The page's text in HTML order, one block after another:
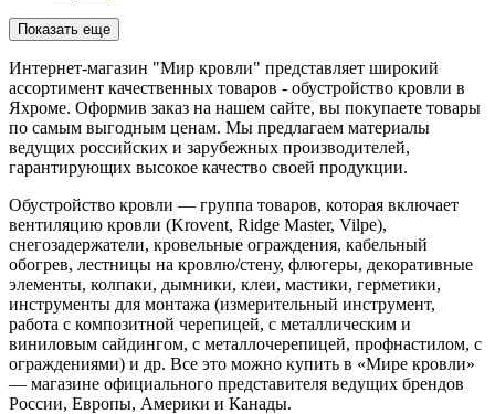
Показать еще
Интернет-магазин "Мир кровли" представляет широкий
ассортимент качественных товаров - обустройство кровли в
Яхроме. Оформив заказ на нашем сайте, вы покупаете товары
по самым выгодным ценам. Мы предлагаем материалы
ведущих российских и зарубежных производителей,
гарантирующих высокое качество своей продукции.
Обустройство кровли — группа товаров, которая включает
вентиляцию кровли (Krovent, Ridge Master, Vilpe),
снегозадержатели, кровельные ограждения, кабельный
обогрев, лестницы на кровлю/стену, флюгеры, декоративные
элементы, колпаки, дымники, клеи, мастики, герметики,
инструменты для монтажа (измерительный инструмент,
работа с композитной черепицей, с металлическим и
виниловым сайдингом, с металлочерепицей, профнастилом, с
ограждениями) и др. Все это можно купить в «Мире кровли»
— магазине официального представителя ведущих брендов
России, Европы, Америки и Канады.